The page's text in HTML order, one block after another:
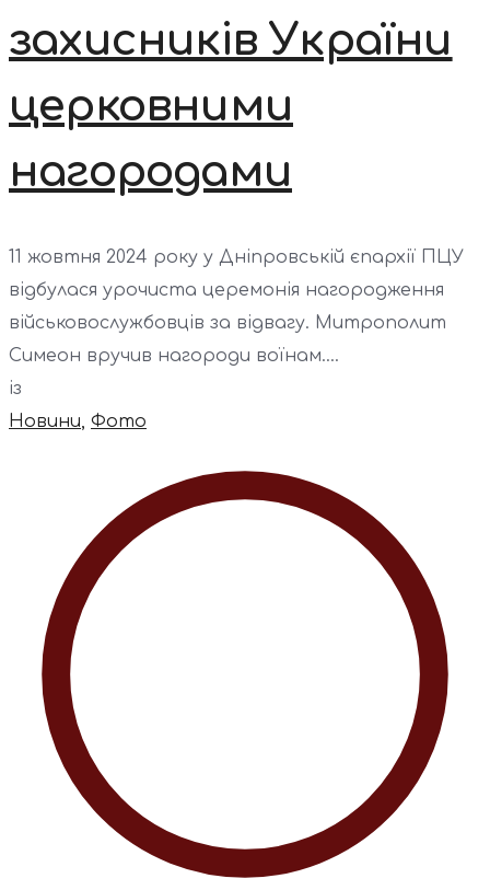
захисників України
церковними
нагородами
11 жовтня 2024 року у Дніпровській єпархії ПЦУ
відбулася урочиста церемонія нагородження
військовослужбовців за відвагу. Митрополит
Симеон вручив нагороди воїнам....
із
Новини, Фото